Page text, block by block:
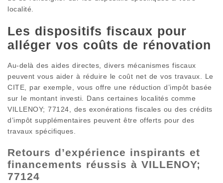
localité.
Les dispositifs fiscaux pour
alléger vos coûts de rénovation
Au-delà des aides directes, divers mécanismes fiscaux
peuvent vous aider à réduire le coût net de vos travaux. Le
CITE, par exemple, vous offre une réduction d’impôt basée
sur le montant investi. Dans certaines localités comme
VILLENOY; 77124, des exonérations fiscales ou des crédits
d’impôt supplémentaires peuvent être offerts pour des
travaux spécifiques.
Retours d’expérience inspirants et
financements réussis à VILLENOY;
77124